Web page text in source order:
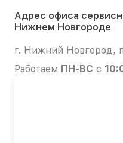
Адрес офиса
Нижнем Новгороде
г. Нижний Новгород,
Работаем ПН-ВС с